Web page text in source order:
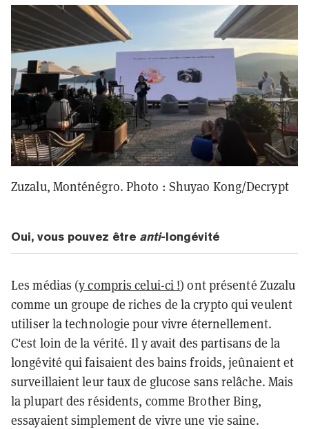
Zuzalu, Monténégro. Photo : Shuyao Kong/Decrypt
Oui, vous pouvez être anti-longévité
Les médias (y compris celui-ci !) ont présenté Zuzalu
comme un groupe de riches de la crypto qui veulent
utiliser la technologie pour vivre éternellement.
C'est loin de la vérité. Il y avait des partisans de la
longévité qui faisaient des bains froids, jeûnaient et
surveillaient leur taux de glucose sans relâche. Mais
la plupart des résidents, comme Brother Bing,
essayaient simplement de vivre une vie saine.